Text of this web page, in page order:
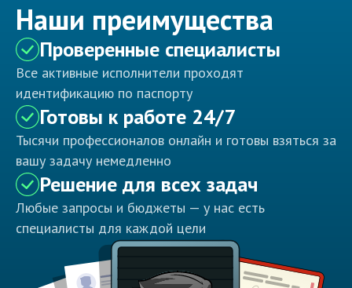
Наши преимущества
Проверенные специалисты
Все активные исполнители проходят
идентификацию по паспорту
Готовы к работе 24/7
Тысячи профессионалов онлайн и готовы взяться за
вашу задачу немедленно
Решение для всех задач
Любые запросы и бюджеты — у нас есть
специалисты для каждой цели